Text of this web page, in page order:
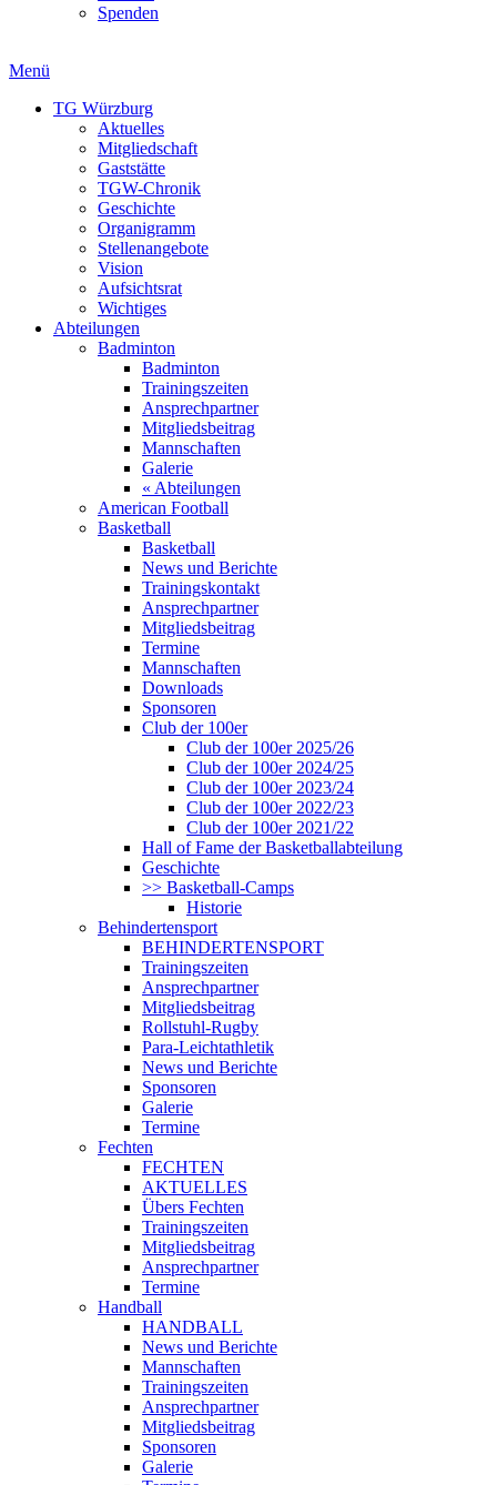
Spenden
Menü
TG Würzburg
Aktuelles
Mitgliedschaft
Gaststätte
TGW-Chronik
Geschichte
Organigramm
Stellenangebote
Vision
Aufsichtsrat
Wichtiges
Abteilungen
Badminton
Badminton
Trainingszeiten
Ansprechpartner
Mitgliedsbeitrag
Mannschaften
Galerie
« Abteilungen
American Football
Basketball
Basketball
News und Berichte
Trainingskontakt
Ansprechpartner
Mitgliedsbeitrag
Termine
Mannschaften
Downloads
Sponsoren
Club der 100er
Club der 100er 2025/26
Club der 100er 2024/25
Club der 100er 2023/24
Club der 100er 2022/23
Club der 100er 2021/22
Hall of Fame der Basketballabteilung
Geschichte
>> Basketball-Camps
Historie
Behindertensport
BEHINDERTENSPORT
Trainingszeiten
Ansprechpartner
Mitgliedsbeitrag
Rollstuhl-Rugby
Para-Leichtathletik
News und Berichte
Sponsoren
Galerie
Termine
Fechten
FECHTEN
AKTUELLES
Übers Fechten
Trainingszeiten
Mitgliedsbeitrag
Ansprechpartner
Termine
Handball
HANDBALL
News und Berichte
Mannschaften
Trainingszeiten
Ansprechpartner
Mitgliedsbeitrag
Sponsoren
Galerie